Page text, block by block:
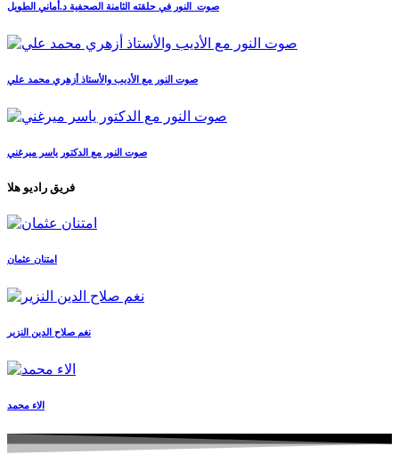
صوت_النور في حلقته الثامنة الصحفية د.أماني الطويل
صوت النور مع الأديب والأستاذ أزهري محمد علي
صوت النور مع الدكتور ياسر ميرغني
فريق راديو هلا
امتنان عثمان
نغم صلاح الدين النزير
الاء محمد